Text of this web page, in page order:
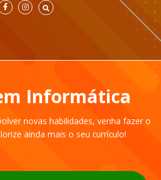
F
a
c
-
I
n
s
m
Informática
novas habilidades, venha fazer o
ainda mais o seu currículo!